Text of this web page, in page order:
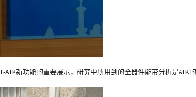
新功能的重要展示，研究中所用到的全器件能带分析是ATK的